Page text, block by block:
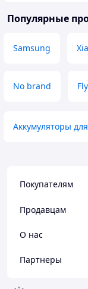
Популярные
Samsung
No brand Fly
Аккумуляторы
Покупателям
Продавцам
О нас
Партнеры